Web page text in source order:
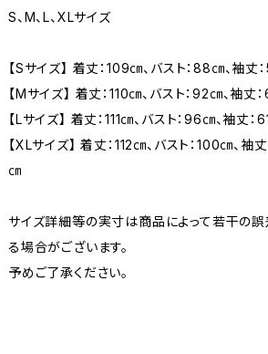
S、M、L、XLサイズ
【Sサイズ】 着丈：109㎝、バスト：88㎝、袖丈
【Mサイズ】 着丈：110㎝、バスト：92㎝、袖丈
【Lサイズ】 着丈：111㎝、バスト：96㎝、袖丈
【XLサイズ】 着丈：112㎝、バスト：100㎝、袖
㎝
サイズ詳細等の実寸は商品によって若干の
る場合がございます。
予めご了承ください。